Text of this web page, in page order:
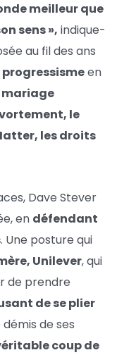
meilleur que
sens », indique-
au fil des ans
en
mariage
le
les droits
Dave Stever
en défendant
. Une posture qui
Unilever, qui
de prendre
de se plier
de ses
coup de